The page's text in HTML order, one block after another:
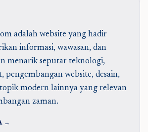
adalah website yang hadir
informasi, wawasan, dan
menarik seputar teknologi,
pengembangan website, desain,
modern lainnya yang relevan
zaman.
→